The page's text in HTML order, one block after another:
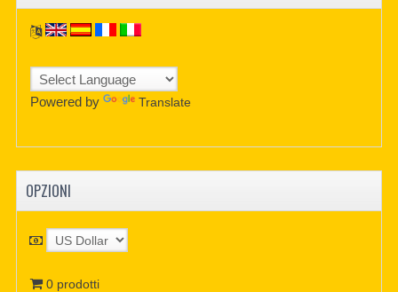
Powered by Translate
OPZIONI
0 prodotti